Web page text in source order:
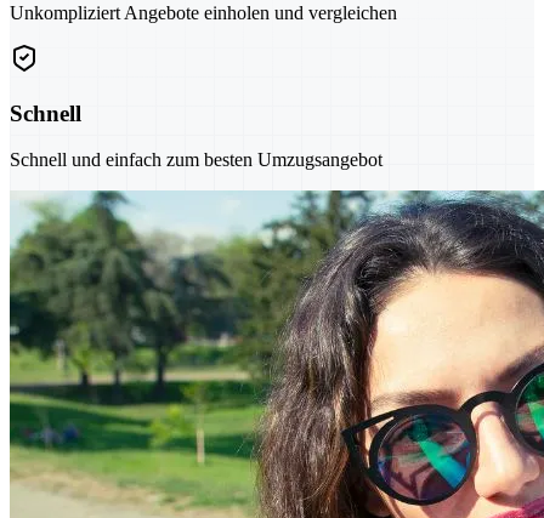
Unkompliziert Angebote einholen und vergleichen
Schnell
Schnell und einfach zum besten Umzugsangebot